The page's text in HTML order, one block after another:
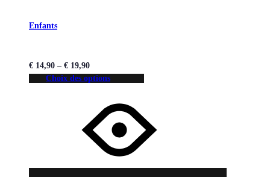
Enfants
€ 14,90 – € 19,90
Choix des options